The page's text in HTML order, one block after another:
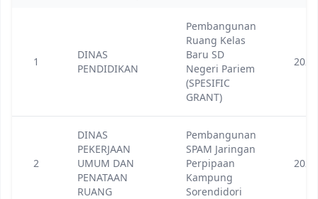
1
DINAS
PENDIDIKAN
Pembangunan
Ruang Kelas
Baru SD
Negeri Pariem
(SPESIFIC
GRANT)
2024
2
DINAS
PEKERJAAN
UMUM DAN
PENATAAN
RUANG
Pembangunan
SPAM Jaringan
Perpipaan
Kampung
Sorendidori
2023